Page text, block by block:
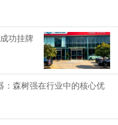
功挂牌
：森树强在行业中的核心优